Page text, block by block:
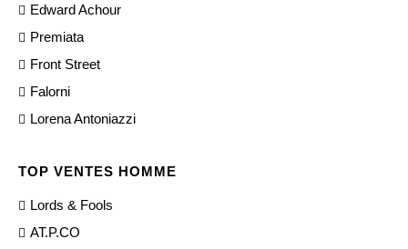
Edward Achour
Premiata
Front Street
Falorni
Lorena Antoniazzi
TOP VENTES HOMME
Lords & Fools
AT.P.CO